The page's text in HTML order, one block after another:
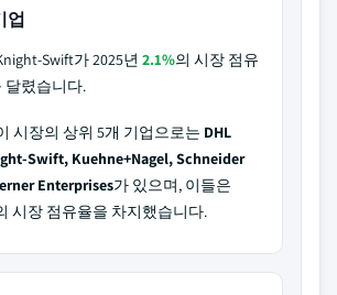
업
Swift가 2025년 2.1%의 시장 점유
달렸습니다.
시장의 상위 5개 기업으로는 DHL
Swift, Kuehne+Nagel, Schneider
Enterprises가 있으며, 이들은
시장 점유율을 차지했습니다.